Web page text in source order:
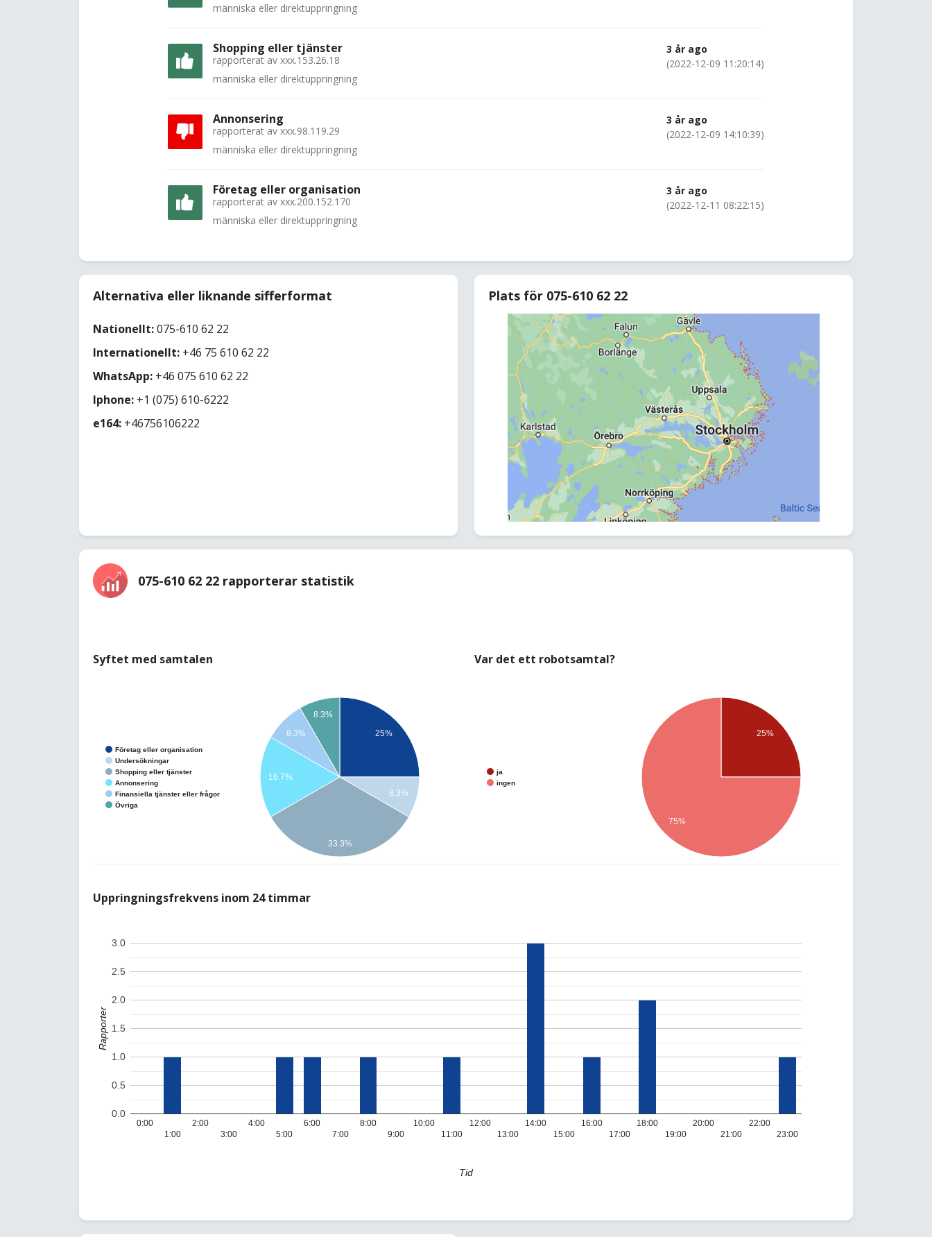
människa eller direktuppringning
Shopping eller tjänster
rapporterat av xxx.153.26.18
människa eller direktuppringning
3 år ago
(2022-12-09 11:20:14)
Annonsering
rapporterat av xxx.98.119.29
människa eller direktuppringning
3 år ago
(2022-12-09 14:10:39)
Företag eller organisation
rapporterat av xxx.200.152.170
människa eller direktuppringning
3 år ago
(2022-12-11 08:22:15)
Alternativa eller liknande sifferformat
Nationellt:075-610 62 22
Internationellt: +46 75 610 62 22
WhatsApp: +46 075 610 62 22
Iphone: +1 (075) 610-6222
e164: +46756106222
Plats för 075-610 62 22
075-610 62 22 rapporterar statistik
Syftet med samtalen
Företag eller organisation
Undersökningar
Shopping eller tjänster
Annonsering
Finansiella tjänster eller frågor
Övriga
25%
8.3%
8.3%
8.3%
16.7%
33.3%
Var det ett robotsamtal?
ja
ingen
25%
75%
Uppringningsfrekvens inom 24 timmar
0:00
1:00
2:00
3:00
4:00
5:00
6:00
7:00
8:00
9:00
10:00
11:00
12:00
13:00
14:00
15:00
16:00
17:00
18:00
19:00
20:00
21:00
22:00
23:00
0.0
0.5
1.0
1.5
2.0
2.5
3.0
Tid
Rapporter